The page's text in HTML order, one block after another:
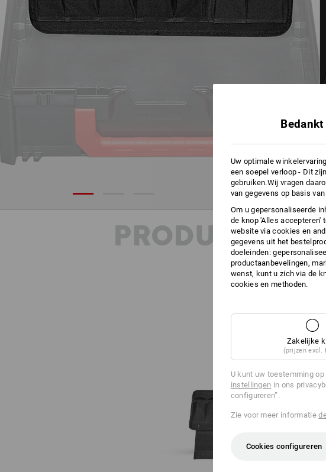
PRODUKT
Uw optimale
een soepel verloop - Dit
gebruiken.Wij vragen
van gegevens op basis
Om u gepersonaliseerde
de knop 'Alles accepteren'
website via cookies en
gegevens uit het
doeleinden:
productaanbevelingen,
wenst, kunt u zich via de
cookies en methoden.
Zakelijke
(prijzen excl.
U kunt uw toestemming
instellingen in ons
configureren”.
Zie voor meer informatie
Cookies configureren